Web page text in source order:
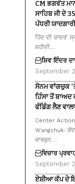
CM ਭਗਵੰਤ
ਸਾਹਿਬ ਜੀ ਦੇ
ਪੱਧਰੀ
ਹਿੰਦ ਦੀ ਚਾਦਰ’
ਸ਼ਹੀਦੀ…
ਸ਼ਿਵ ਇੰਦਰ
September
ਸੋਨਮ ਵਾਂਗਚੁਕ
ਹਿੰਸਾ ਤੋਂ ਬਾਅਦ
ਫੰਡਿੰਗ ਲੈਣ
Center
Wangchuk:
ਕਾਰਕੁਨ…
ਵਿਚਾਰ
September
ਏਸ਼ੀਆ ਕੱਪ ਦੇ